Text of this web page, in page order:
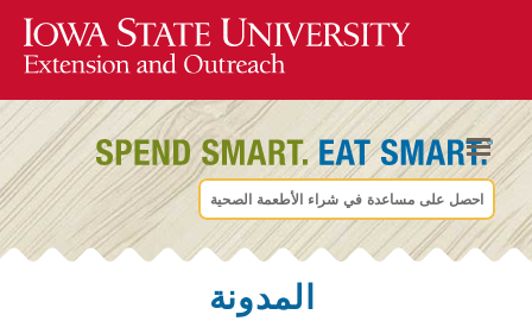
احصل على مساعدة في شراء الأطعمة الصحية
المدونة